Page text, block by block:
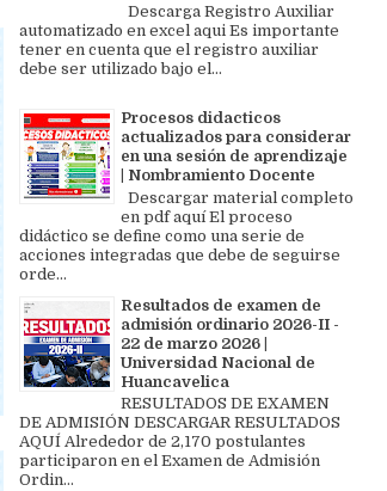
Descarga Registro Auxiliar
automatizado en excel aqui Es importante
tener en cuenta que el registro auxiliar
debe ser utilizado bajo el...
Procesos didacticos
actualizados para considerar
en una sesión de aprendizaje
| Nombramiento Docente
Descargar material completo
en pdf aquí El proceso
didáctico se define como una serie de
acciones integradas que debe de seguirse
orde...
Resultados de examen de
admisión ordinario 2026-II -
22 de marzo 2026 |
Universidad Nacional de
Huancavelica
RESULTADOS DE EXAMEN
DE ADMISIÓN DESCARGAR RESULTADOS
AQUÍ Alrededor de 2,170 postulantes
participaron en el Examen de Admisión
Ordin...